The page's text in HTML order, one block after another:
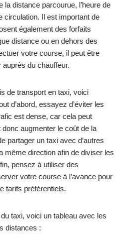
distance parcourue, l’heure de
circulation. Il est important de
également des forfaits
distance ou en dehors des
votre course, il peut être
du chauffeur.
de transport en taxi, voici
d’abord, essayez d’éviter les
est dense, car cela peut
augmenter le coût de la
partager un taxi avec d’autres
même direction afin de diviser les
pensez à utiliser des
votre course à l’avance pour
tarifs préférentiels.
taxi, voici un tableau avec les
distances :